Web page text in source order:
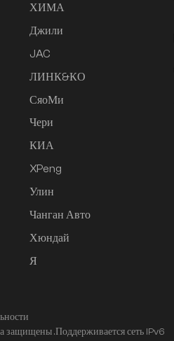
ХИМА
Джили
JAC
ЛИНК&КО
СяоМи
Чери
КИА
XPeng
Улин
Чанган Авто
Хюндай
Я
защищены .Поддерживается сеть IPv6